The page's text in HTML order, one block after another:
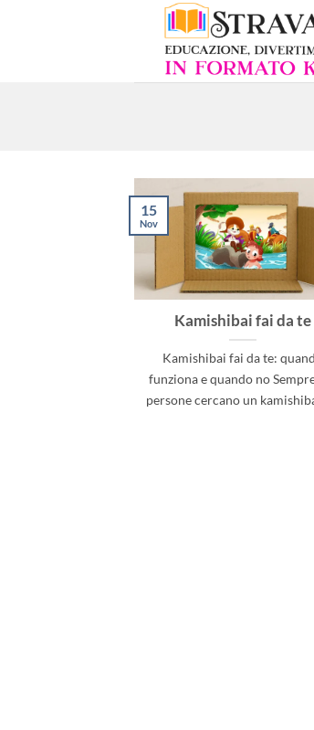
Kamishibai fai da te
Kamishibai fai da te:
funziona e quando no
persone cercano un
15
Nov